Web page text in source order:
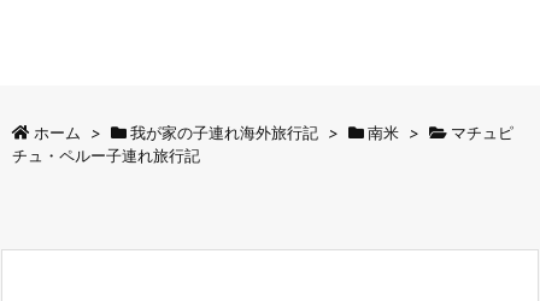
ホーム > 我が家の子連れ海外旅行記 > 南米 >
マチュピ
チュ・ペルー子連れ旅行記